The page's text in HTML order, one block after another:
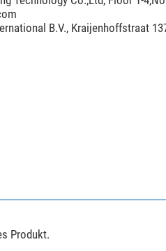
B.V., Kraijenhoffstraat
Produkt.